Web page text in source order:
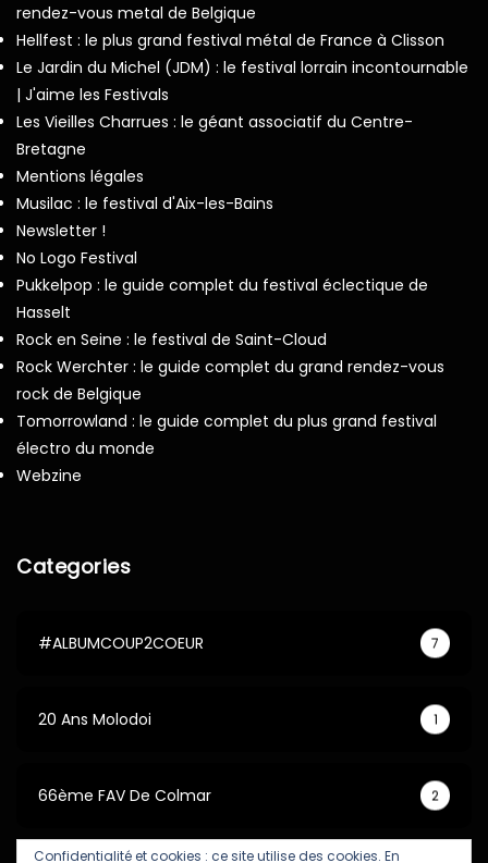
rendez-vous metal de Belgique
Hellfest : le plus grand festival métal de France à Clisson
Le Jardin du Michel (JDM) : le festival lorrain incontournable
| J'aime les Festivals
Les Vieilles Charrues : le géant associatif du Centre-
Bretagne
Mentions légales
Musilac : le festival d'Aix-les-Bains
Newsletter !
No Logo Festival
Pukkelpop : le guide complet du festival éclectique de
Hasselt
Rock en Seine : le festival de Saint-Cloud
Rock Werchter : le guide complet du grand rendez-vous
rock de Belgique
Tomorrowland : le guide complet du plus grand festival
électro du monde
Webzine
Categories
#ALBUMCOUP2COEUR 7
20 Ans Molodoi 1
66ème FAV De Colmar 2
Confidentialité et cookies : ce site utilise des cookies. En